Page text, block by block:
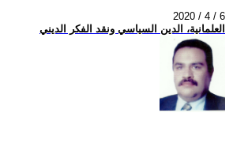
2020 / 4 / 6
العلمانية، الدين السياسي ونقد الفكر الديني